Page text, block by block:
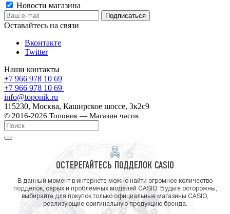
Новости магазина
Оставайтесь на связи
Вконтакте
Twitter
Наши контакты
+7 966 978 10 69
+7 966 978 10 69
info@toponik.ru
115230, Москва, Каширское шоссе, 3к2с9
© 2016-2026 Топоник — Магазин часов
ОСТЕРЕГАЙТЕСЬ ПОДДЕЛОК CASIO
В данный момент в интернете можно найти огромное количество
подделок, серых и проблемных моделей CASIO. Будьте осторожны,
выбирайте для покупок только официальные магазины CASIO,
реализующие оригинальную продукцию бренда.